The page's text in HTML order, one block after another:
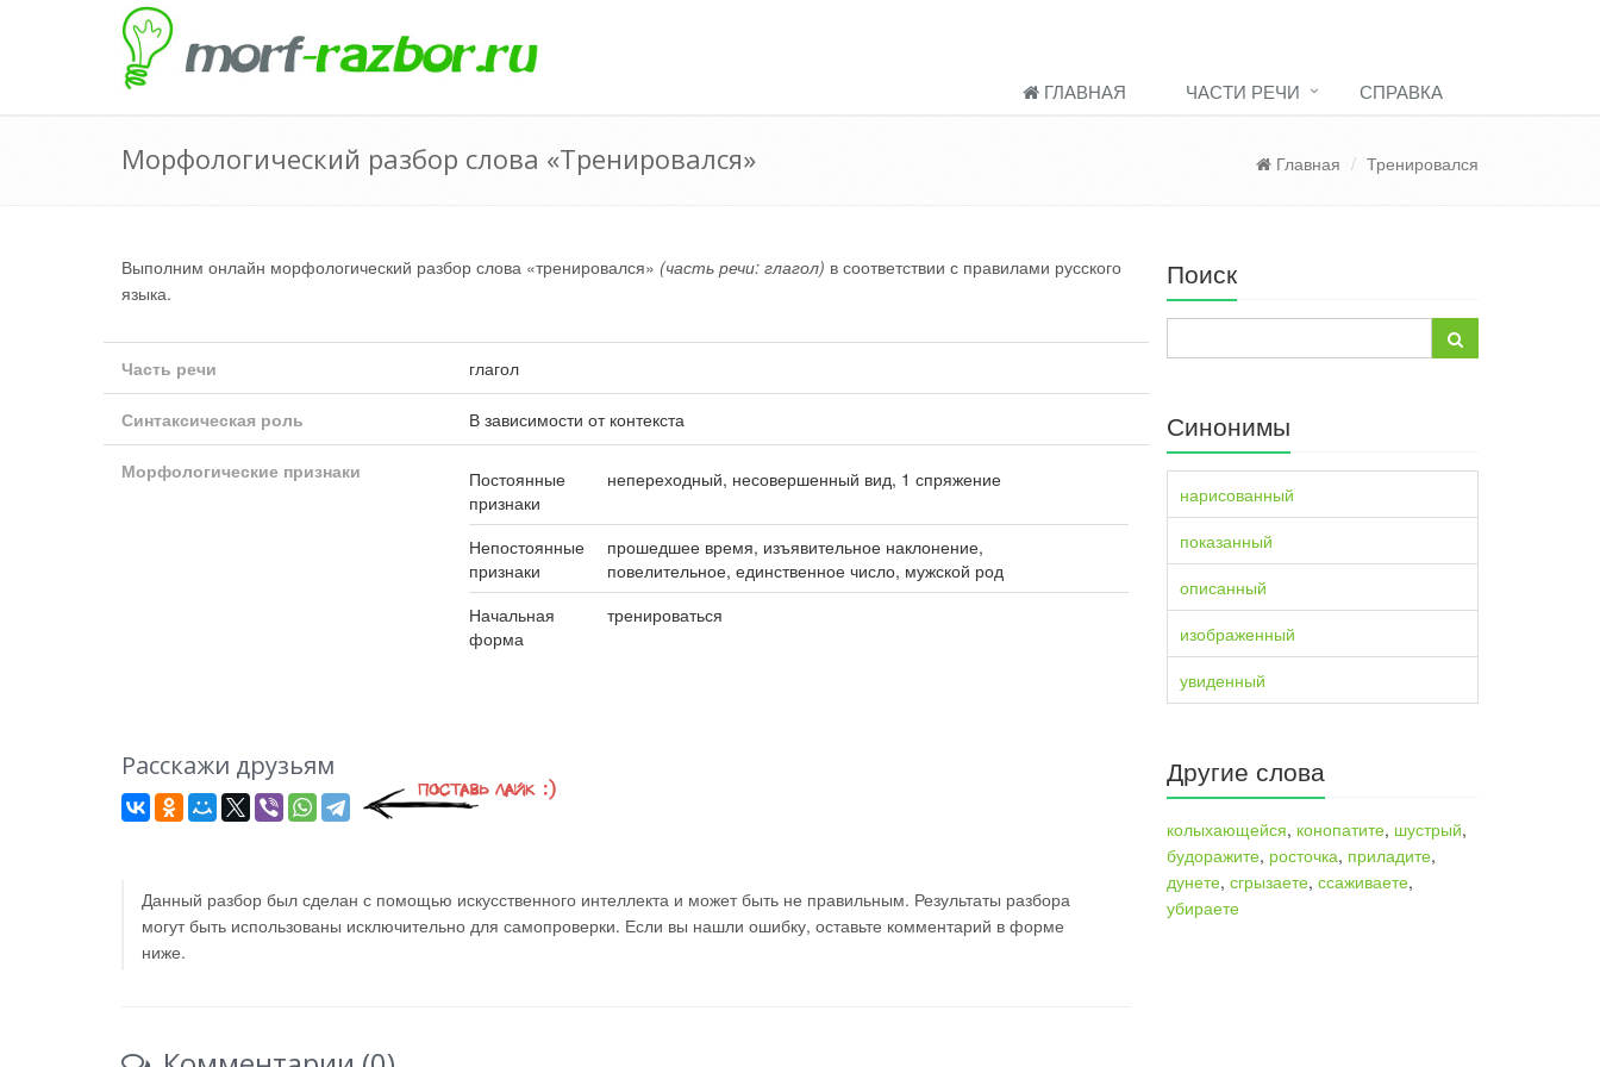
ГЛАВНАЯ ЧАСТИ РЕЧИ СПРАВКА
Морфологический разбор слова «Тренировался» Главная Тренировался
Выполним онлайн морфологический разбор слова «тренировался» (часть речи: глагол) в соответствии с правилами русского
языка.
Часть речи глагол
Синтаксическая роль В зависимости от контекста
Морфологические признаки
Постоянные
признаки
непереходный, несовершенный вид, 1 спряжение
Непостоянные
признаки
прошедшее время, изъявительное наклонение,
повелительное, единственное число, мужской род
Начальная
форма
тренироваться
Расскажи друзьям
Данный разбор был сделан с помощью искусственного интеллекта и может быть не правильным. Результаты разбора
могут быть использованы исключительно для самопроверки. Если вы нашли ошибку, оставьте комментарий в форме
ниже.
Поиск
Синонимы
нарисованный
показанный
описанный
изображенный
увиденный
Другие слова
колыхающейся, конопатите, шустрый,
будоражите, росточка, приладите,
дунете, сгрызаете, ссаживаете,
убираете